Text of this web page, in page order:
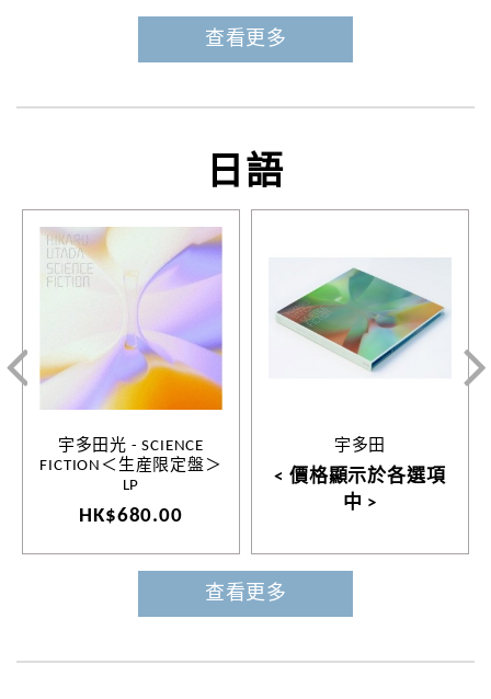
查看更多
日語
宇多田光 - SCIENCE
FICTION＜生産限定盤＞
LP
HK$680.00
宇多田
< 價格顯示於各選項
中 >
查看更多